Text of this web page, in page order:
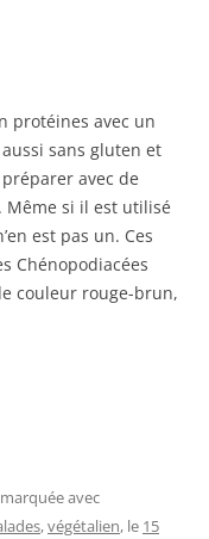
protéines avec un
sans gluten et
avec de
si il est utilisé
est pas un. Ces
Chénopodiacées
couleur rouge-brun,
avec
,végétalien, le 15